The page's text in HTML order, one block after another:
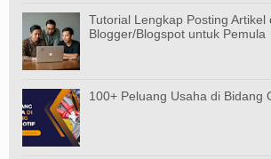
Tutorial Lengkap Posting Artikel
Blogger/Blogspot untuk Pemula
100+ Peluang Usaha di Bidang